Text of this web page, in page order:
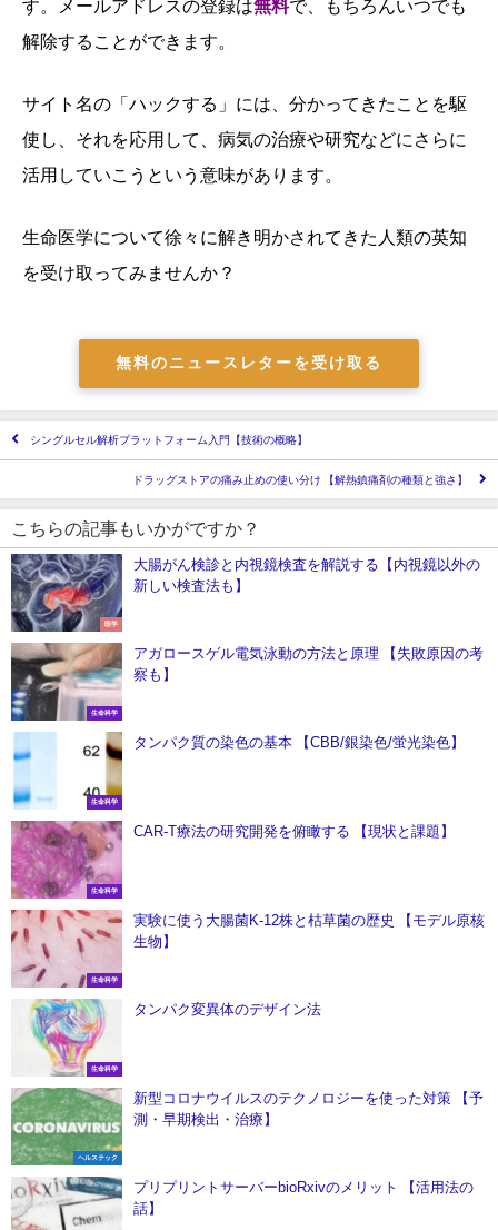
す。メールアドレスの登録は無料で、もちろんいつでも
解除することができます。
サイト名の「ハックする」には、分かってきたことを駆
使し、それを応用して、病気の治療や研究などにさらに
活用していこうという意味があります。
生命医学について徐々に解き明かされてきた人類の英知
を受け取ってみませんか？
無料のニュースレターを受け取る
シングルセル解析プラットフォーム入門【技術の概略】
ドラッグストアの痛み止めの使い分け 【解熱鎮痛剤の種類と強さ】
こちらの記事もいかがですか？
医学
大腸がん検診と内視鏡検査を解説する【内視鏡以外の
新しい検査法も】
生命科学
アガロースゲル電気泳動の方法と原理 【失敗原因の考
察も】
生命科学
タンパク質の染色の基本 【CBB/銀染色/蛍光染色】
生命科学
CAR-T療法の研究開発を俯瞰する 【現状と課題】
生命科学
実験に使う大腸菌K-12株と枯草菌の歴史 【モデル原核
生物】
生命科学
タンパク変異体のデザイン法
ヘルステック
新型コロナウイルスのテクノロジーを使った対策 【予
測・早期検出・治療】
プリプリントサーバーbioRxivのメリット 【活用法の
話】